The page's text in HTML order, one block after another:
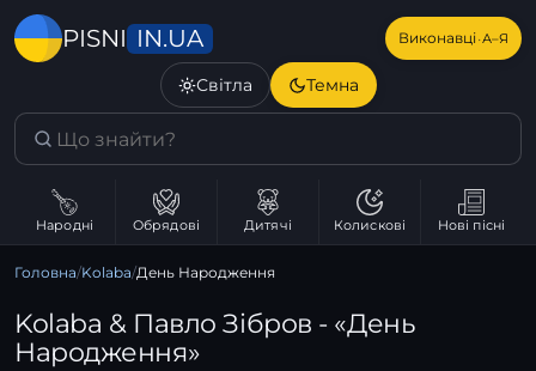
PISNI IN.UA Виконавці·А–Я
Світла Темна
Народні Обрядові Дитячі Колискові Нові пісні
Головна/Kolaba/День Народження
Kolaba & Павло Зібров - «День
Народження»